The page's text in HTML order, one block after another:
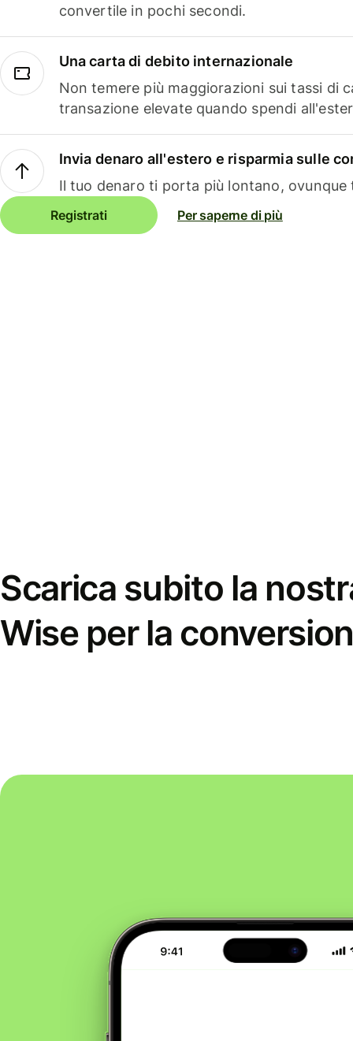
convertile in pochi secondi.
Una carta di debito internazionale
Non temere più maggiorazioni sui tassi di
transazione elevate quando spendi
Invia denaro all'estero e risparmia sulle
Il tuo denaro ti porta più lontano, ovunque
Registrati Per saperne di più
Scarica subito la
Wise per la